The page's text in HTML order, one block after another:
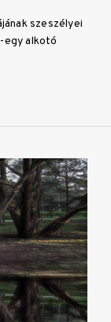
szeszélyei
egy alkotó